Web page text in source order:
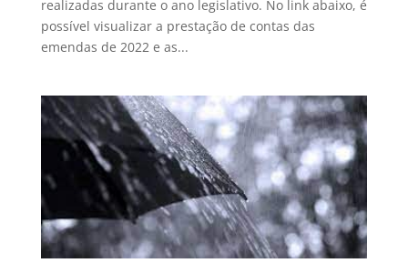
realizadas durante o ano legislativo. No link abaixo, é
possível visualizar a prestação de contas das
emendas de 2022 e as...